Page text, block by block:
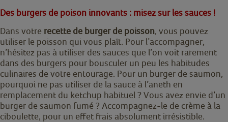
Des burgers de poison innovants : misez sur les sauces !
Dans votre recette de burger de poisson, vous pouvez
utiliser le poisson qui vous plaît. Pour l’accompagner,
n’hésitez pas à utiliser des sauces que l’on voit rarement
dans des burgers pour bousculer un peu les habitudes
culinaires de votre entourage. Pour un burger de saumon,
pourquoi ne pas utiliser de la sauce à l’aneth en
remplacement du ketchup habituel ? Vous avez envie d’un
burger de saumon fumé ? Accompagnez-le de crème à la
ciboulette, pour un effet frais absolument irrésistible.